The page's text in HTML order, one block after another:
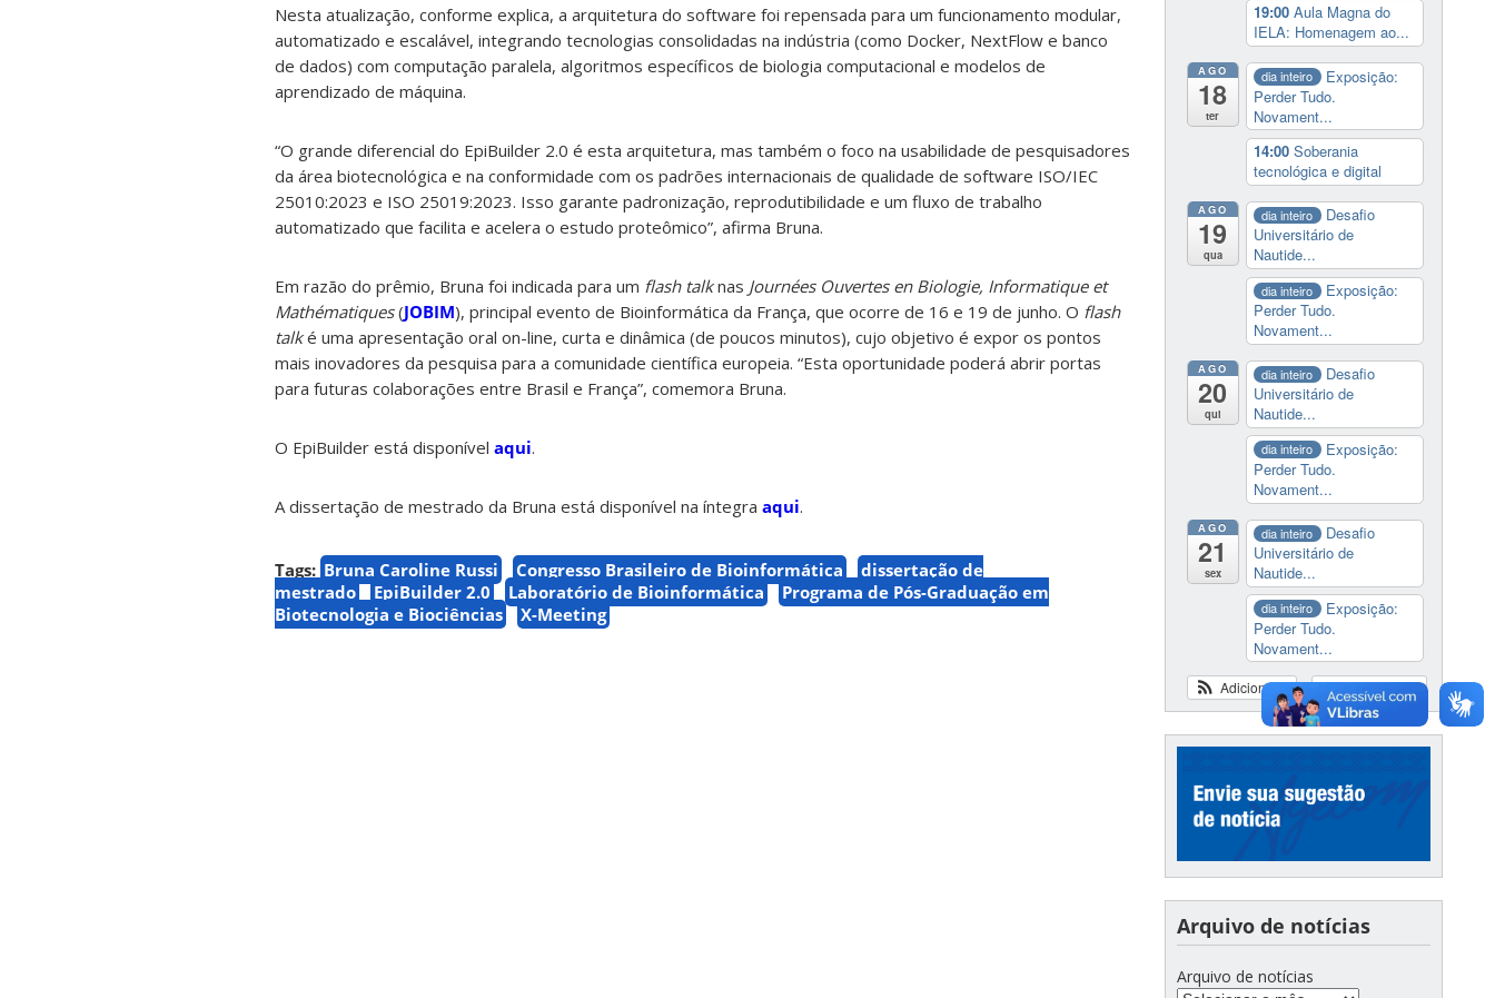
Nesta atualização, conforme explica, a arquitetura do software foi repensada para um funcionamento modular,
automatizado e escalável, integrando tecnologias consolidadas na indústria (como Docker, NextFlow e banco
de dados) com computação paralela, algoritmos específicos de biologia computacional e modelos de
aprendizado de máquina.
“O grande diferencial do EpiBuilder 2.0 é esta arquitetura, mas também o foco na usabilidade de pesquisadores
da área biotecnológica e na conformidade com os padrões internacionais de qualidade de software ISO/IEC
25010:2023 e ISO 25019:2023. Isso garante padronização, reprodutibilidade e um fluxo de trabalho
automatizado que facilita e acelera o estudo proteômico”, afirma Bruna.
Em razão do prêmio, Bruna foi indicada para um flash talknas Journées Ouvertes en Biologie, Informatique et
Mathématiques(JOBIM), principal evento de Bioinformática da França, que ocorre de 16 e 19 de junho. O flash
talké uma apresentação oral on-line, curta e dinâmica (de poucos minutos), cujo objetivo é expor os pontos
mais inovadores da pesquisa para a comunidade científica europeia. “Esta oportunidade poderá abrir portas
para futuras colaborações entre Brasil e França”, comemora Bruna.
O EpiBuilder está disponível aqui.
A dissertação de mestrado da Bruna está disponível na íntegra aqui.
Tags: Bruna Caroline Russi Congresso Brasileiro de Bioinformática
dissertação de
mestrado
EpiBuilder 2.0 Laboratório de Bioinformática
Programa de Pós-Graduação em
Biotecnologia e Biociências
X-Meeting
19:00 Aula Magna do
IELA: Homenagem ao...
AGO
18
ter
dia inteiro
Exposição:
Perder Tudo.
Novament...
14:00 Soberania
tecnológica e digital
AGO
19
qua
dia inteiro
Desafio
Universitário de
Nautide...
dia inteiro
Exposição:
Perder Tudo.
Novament...
AGO
20
qui
dia inteiro
Desafio
Universitário de
Nautide...
dia inteiro
Exposição:
Perder Tudo.
Novament...
AGO
21
sex
dia inteiro
Desafio
Universitário de
Nautide...
dia inteiro
Exposição:
Perder Tudo.
Novament...
Ver calendário
Adicionar
Arquivo de notícias
Arquivo de notícias